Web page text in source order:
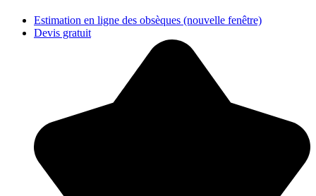
Estimation en ligne des obsèques (nouvelle fenêtre)
Devis gratuit